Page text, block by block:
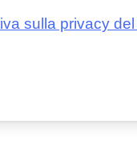
sulla privacy